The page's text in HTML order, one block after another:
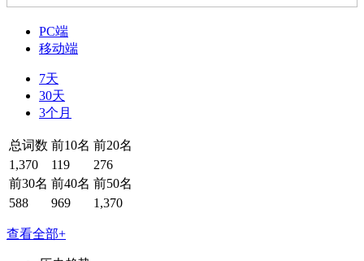
PC端
移动端
7天
30天
3个月
总词数 前10名 前20名
1,370
119
276
前30名 前40名 前50名
588
969 1,370
查看全部+